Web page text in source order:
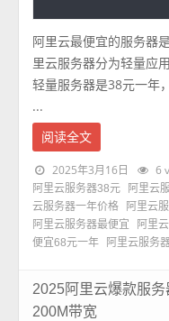
阿里云最便宜的服务器
里云服务器分为轻量应
轻量服务器是38元一年
...
阅读全文
2025年3月16日 6
阿里云服务器38元
阿里云
云服务器一年价格
阿里云
阿里云服务器最便宜
阿里
便宜68元一年
阿里云服务
2025阿里云爆款服
200M带宽